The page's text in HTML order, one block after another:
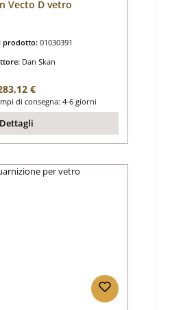
Vecto D vetro
prodotto: 01030391
Dan Skan
normale:
€
di consegna: 4-6 giorni
Dettagli